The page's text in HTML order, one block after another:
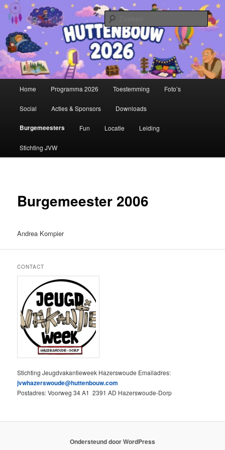
Spring
naar
primaire
inhoudHuttenbouw
Stichting Jeugdvakantieweek Hazerswoude
Home Programma 2026 Toestemming Foto’s
Social Acties & Sponsors Downloads
Burgemeesters Fun Locatie Leiding
Stichting JVW
Burgemeester 2006
Andrea Kompier
CONTACT
Stichting Jeugdvakantieweek Hazerswoude Emailadres:
jvwhazerswoude@huttenbouw.com
Postadres: Voorweg 34 A1 2391 AD Hazerswoude-Dorp
Ondersteund door WordPress